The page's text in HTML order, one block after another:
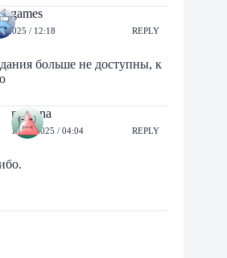
games
2025 / 12:18 REPLY
больше не доступны, к
mariana
11/05/2025 / 04:04 REPLY